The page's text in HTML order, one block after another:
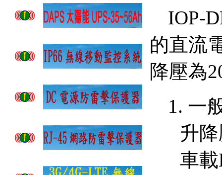
IOP-
的直流
降壓為
1. 一
升
車載